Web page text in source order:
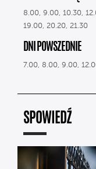
8.00, 9.00, 10.30,
19.00, 20.20, 21.30
DNI POWSZEDNIE
7.00, 8.00, 9.00,
SPOWIEDŹ